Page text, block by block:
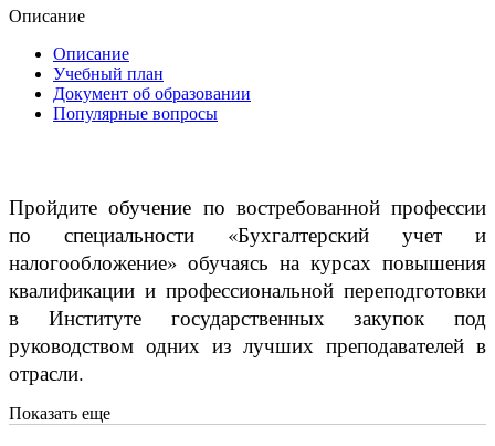
Описание
Описание
Учебный план
Документ об образовании
Популярные вопросы
Пройдите обучение по востребованной профессии
по специальности «Бухгалтерский учет и
налогообложение» обучаясь на курсах повышения
квалификации и профессиональной переподготовки
в Институте государственных закупок под
руководством одних из лучших преподавателей в
отрасли.
Показать еще